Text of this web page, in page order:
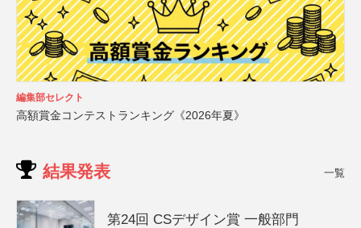
編集部セレクト
高額賞金コンテストランキング《2026年夏》
結果発表 一覧
第24回 CSデザイン賞 一般部門